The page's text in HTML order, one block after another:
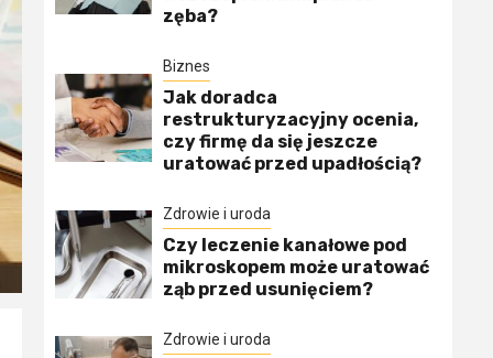
zęba?
Biznes
Jak doradca
restrukturyzacyjny ocenia,
czy firmę da się jeszcze
uratować przed upadłością?
Zdrowie i uroda
Czy leczenie kanałowe pod
mikroskopem może uratować
ząb przed usunięciem?
Zdrowie i uroda